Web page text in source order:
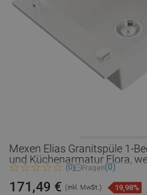
Mexen Elias Granitspüle 1-
und Küchenarmatur Flora,
(0) Fragen(0)
171,49 € (inkl. MwSt.) 19,98%